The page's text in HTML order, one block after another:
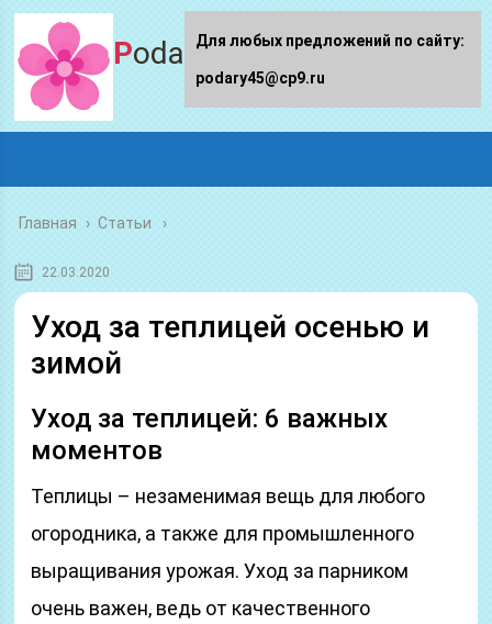
Podary45.ru
Главная › Статьи
22.03.2020
Уход за теплицей осенью и
зимой
Уход за теплицей: 6 важных
моментов
Теплицы – незаменимая вещь для любого
огородника, а также для промышленного
выращивания урожая. Уход за парником
очень важен, ведь от качественного
Для любых предложений по сайту:
podary45@cp9.ru